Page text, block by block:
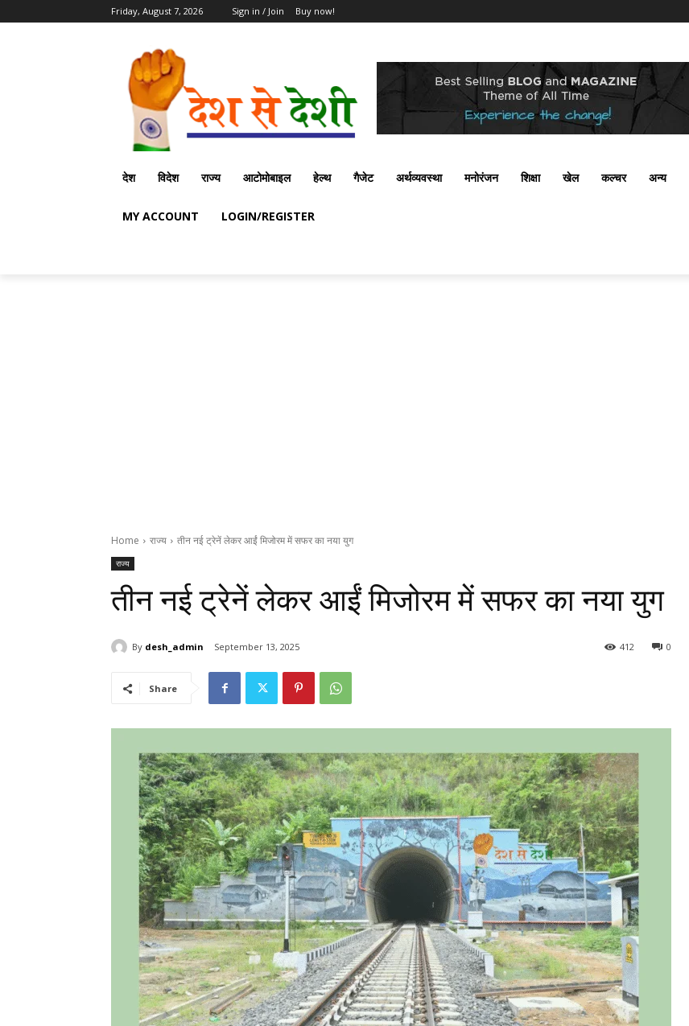
Friday, August 7, 2026 Sign in / Join Buy now!
देश विदेश राज्य आटोमोबाइल हेल्थ गैजेट अर्थव्यवस्था मनोरंजन शिक्षा खेल कल्चर अन्य
MY ACCOUNT LOGIN/REGISTER
Home राज्य तीन नई ट्रेनें लेकर आईं मिजोरम में सफर का नया युग
राज्य
तीन नई ट्रेनें लेकर आईं मिजोरम में सफर का नया युग
By desh_admin September 13, 2025 0
412
Share